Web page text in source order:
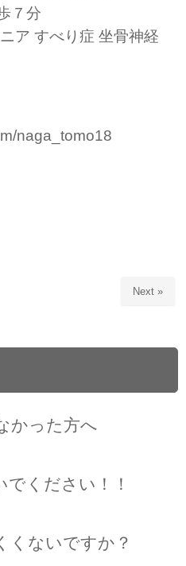
７分
ア すべり症 坐骨神経
naga_tomo18
Next »
かった方へ
ください！！
くないですか？